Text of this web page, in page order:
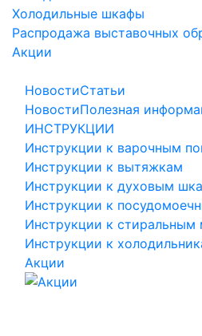
Холодильные шкафы
Распродажа выставочных
Акции
Новости
Новости
Статьи
Полезная
ИНСТРУКЦИИ
Инструкции к варочным
Инструкции к вытяжкам
Инструкции к духовым
Инструкции к
Инструкции к
Инструкции к
Акции